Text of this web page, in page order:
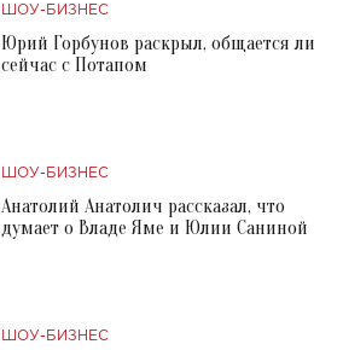
ШОУ-БИЗНЕС
Юрий Горбунов раскрыл, общается ли
сейчас с Потапом
ШОУ-БИЗНЕС
Анатолий Анатолич рассказал, что
думает о Владе Яме и Юлии Саниной
ШОУ-БИЗНЕС